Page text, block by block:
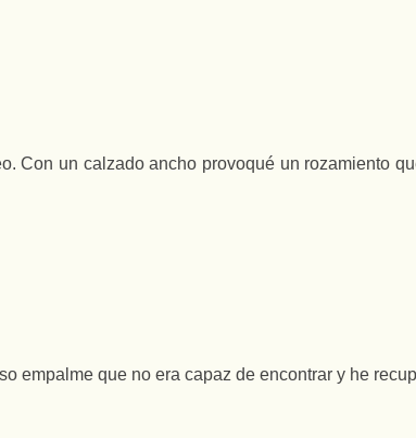
Con un calzado ancho provoqué un rozamiento
empalme que no era capaz de encontrar y he